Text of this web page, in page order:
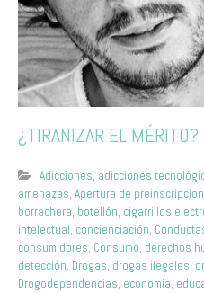
¿TIRANIZAR EL MÉRITO?
Adicciones, adicciones
amenazas, Apertura de
borrachera, botellón, cigarrillos
intelectual, concienciación,
consumidores, Consumo, derechos
detección, Drogas, drogas ilegales,
Drogodependencias, economía,